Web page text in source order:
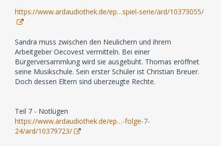
https://www.ardaudiothek.de/ep…spiel-serie/ard/10373055/
Sandra muss zwischen den Neulichern und ihrem
Arbeitgeber Oecovest vermitteln. Bei einer
Bürgerversammlung wird sie ausgebuht. Thomas eröffnet
seine Musikschule. Sein erster Schüler ist Christian Breuer.
Doch dessen Eltern sind überzeugte Rechte.
Teil 7 - Notlügen
https://www.ardaudiothek.de/ep…-folge-7-
24/ard/10379723/